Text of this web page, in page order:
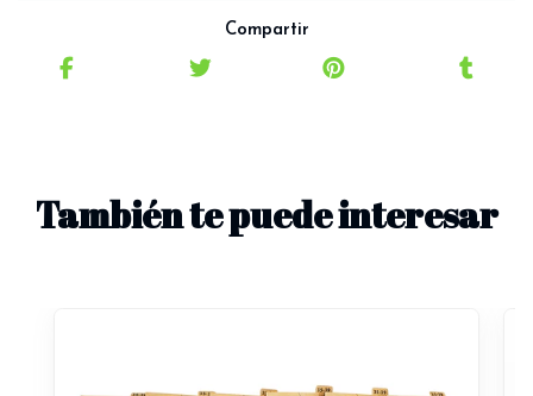
Compartir
También te puede interesar